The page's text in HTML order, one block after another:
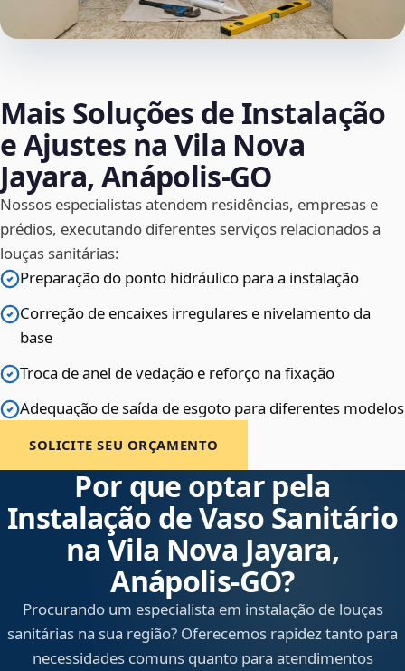
Mais Soluções de Instalação
e Ajustes na Vila Nova
Jayara, Anápolis‑GO
Nossos especialistas atendem residências, empresas e
prédios, executando diferentes serviços relacionados a
louças sanitárias:
Preparação do ponto hidráulico para a instalação
Correção de encaixes irregulares e nivelamento da
base
Troca de anel de vedação e reforço na fixação
Adequação de saída de esgoto para diferentes modelos
SOLICITE SEU ORÇAMENTO
Por que optar pela
Instalação de Vaso Sanitário
na Vila Nova Jayara,
Anápolis‑GO?
Procurando um especialista em instalação de louças
sanitárias na sua região? Oferecemos rapidez tanto para
necessidades comuns quanto para atendimentos